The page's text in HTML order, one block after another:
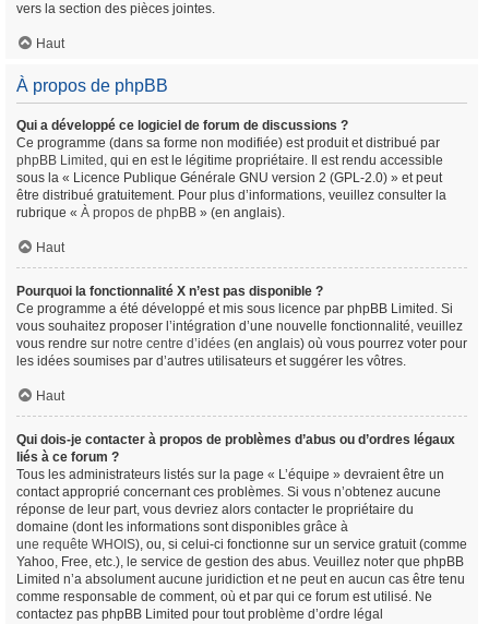
vers la section des pièces jointes.
Haut
À propos de phpBB
Qui a développé ce logiciel de forum de discussions ?
Ce programme (dans sa forme non modifiée) est produit et distribué par
phpBB Limited , qui en est le légitime propriétaire. Il est rendu accessible
sous la « Licence Publique Générale GNU version 2 (GPL-2.0) » et peut
être distribué gratuitement. Pour plus d’informations, veuillez consulter la
rubrique « À propos de phpBB » (en anglais).
Haut
Pourquoi la fonctionnalité X n’est pas disponible ?
Ce programme a été développé et mis sous licence par phpBB Limited. Si
vous souhaitez proposer l’intégration d’une nouvelle fonctionnalité, veuillez
vous rendre sur notre centre d’idées (en anglais) où vous pourrez voter pour
les idées soumises par d’autres utilisateurs et suggérer les vôtres.
Haut
Qui dois-je contacter à propos de problèmes d’abus ou d’ordres légaux
liés à ce forum ?
Tous les administrateurs listés sur la page « L’équipe » devraient être un
contact approprié concernant ces problèmes. Si vous n’obtenez aucune
réponse de leur part, vous devriez alors contacter le propriétaire du
domaine (dont les informations sont disponibles grâce à
une requête WHOIS), ou, si celui-ci fonctionne sur un service gratuit (comme
Yahoo, Free, etc.), le service de gestion des abus. Veuillez noter que phpBB
Limited n’a absolument aucune juridiction et ne peut en aucun cas être tenu
comme responsable de comment, où et par qui ce forum est utilisé. Ne
contactez pas phpBB Limited pour tout problème d’ordre légal